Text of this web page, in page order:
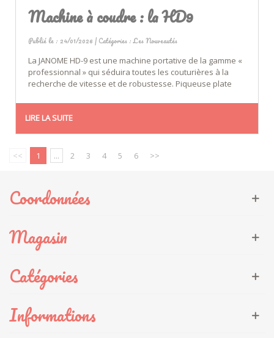
Machine à coudre : la HD9
Publié le : 24/01/2026 | Catégories :Les Nouveautés
La JANOME HD-9 est une machine portative de la gamme «
professionnal » qui séduira toutes les couturières à la
recherche de vitesse et de robustesse. Piqueuse plate
LIRE LA SUITE
<< 1 ... 2 3 4 5 6 >>
Coordonnées
Magasin
Catégories
Informations